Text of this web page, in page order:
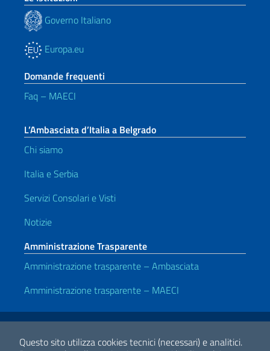
Questo sito utilizza cookies tecnici (necessari) e analitici.
Governo Italiano
Europa.eu
Domande frequenti
Faq – MAECI
L’Ambasciata d’Italia a Belgrado
Chi siamo
Italia e Serbia
Servizi Consolari e Visti
Notizie
Amministrazione Trasparente
Amministrazione trasparente – Ambasciata
Amministrazione trasparente – MAECI
Link Utili